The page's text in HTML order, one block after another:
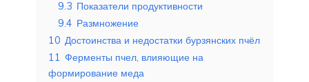
9.3 Показатели продуктивности
9.4 Размножение
10 Достоинства и недостатки бурзянских пчёл
11 Ферменты пчел, влияющие на
формирование меда